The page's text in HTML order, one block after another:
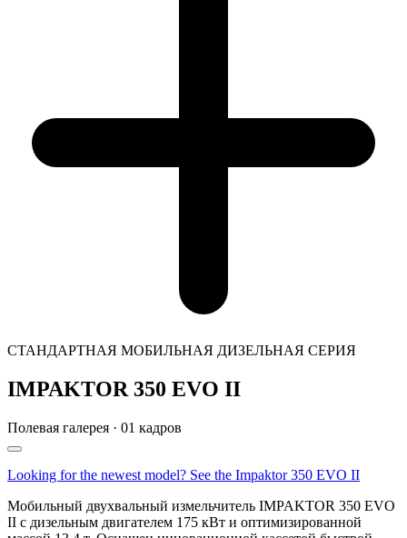
СТАНДАРТНАЯ МОБИЛЬНАЯ ДИЗЕЛЬНАЯ СЕРИЯ
IMPAKTOR 350 EVO II
Полевая галерея · 01 кадров
Looking for the newest model? See the Impaktor 350 EVO II
Мобильный двухвальный измельчитель IMPAKTOR 350 EVO
II с дизельным двигателем 175 кВт и оптимизированной